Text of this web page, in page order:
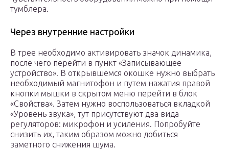
тумблера.
Через внутренние настройки
В трее необходимо активировать значок динамика,
после чего перейти в пункт «Записывающее
устройство». В открывшемся окошке нужно выбрать
необходимый магнитофон и путем нажатия правой
кнопки мышки в скрытом меню перейти в блок
«Свойства». Затем нужно воспользоваться вкладкой
«Уровень звука», тут присутствуют два вида
регуляторов: микрофон и усиления. Попробуйте
снизить их, таким образом можно добиться
заметного снижения шума.